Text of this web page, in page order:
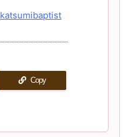
katsumibaptist
Copy